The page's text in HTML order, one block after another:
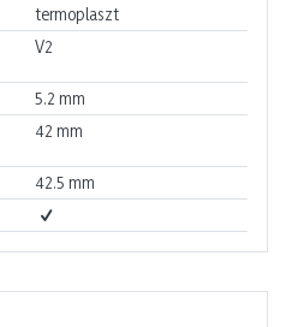
termoplaszt
V2
5.2 mm
42 mm
42.5 mm